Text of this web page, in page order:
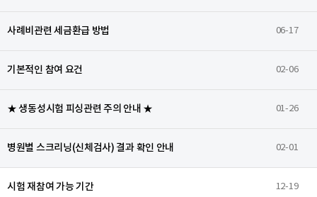
사례비관련 세금환급 방법 06-17
기본적인 참여 요건 02-06
★ 생동성시험 피싱관련 주의 안내 ★ 01-26
병원별 스크리닝(신체검사) 결과 확인 안내 02-01
시험 재참여 가능 기간 12-19